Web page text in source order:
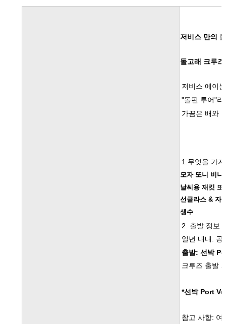
저비스 만의
돌고래 크루즈
저비스 에이
"돌핀 투어"라
가끔은 배와
1. 무엇을 가
모자 또니 비니
날씨용 재킷 또
선글라스& 자
생수
2. 출발 정보
일년 내내
공
출발: 선박
크루즈 출발
*선박Port
참고 사항: 여